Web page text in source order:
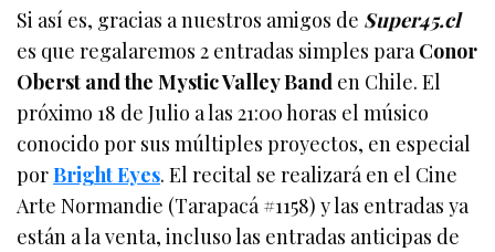
Si así es, gracias a nuestros amigos de Super45.cl
es que regalaremos 2 entradas simples paraConor
Oberst and the Mystic Valley Band en Chile. El
próximo 18 de Julio a las 21:00 horas el músico
conocido por sus múltiples proyectos, en especial
porBright Eyes. El recital se realizará en el Cine
Arte Normandie (Tarapacá #1158) y las entradas ya
están a la venta, incluso las entradas anticipas de